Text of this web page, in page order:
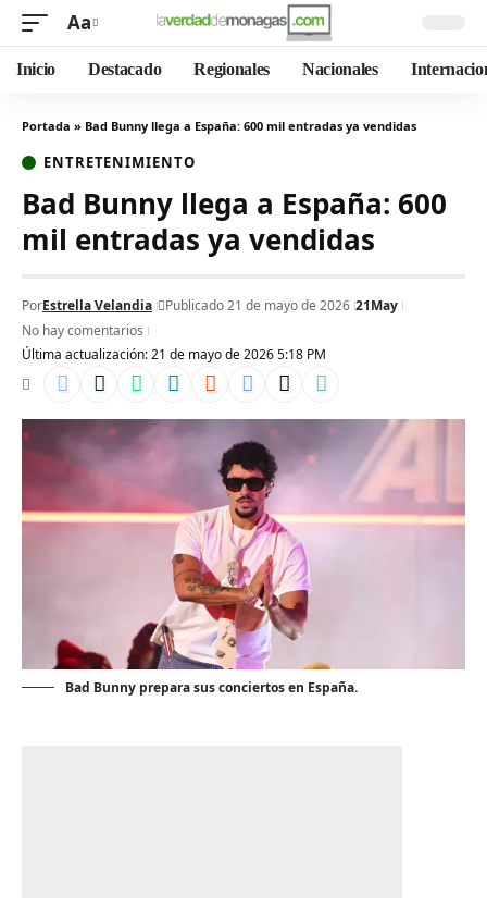
Aa
Inicio Destacado Regionales Nacionales
Portada » Bad Bunny llega a España: 600 mil entradas ya vendidas
ENTRETENIMIENTO
Bad Bunny llega a España: 600
mil entradas ya vendidas
Última actualización: 21 de mayo de 2026 5:18 PM
PorEstrella Velandia Publicado 21 de mayo de 2026 21May
No hay comentarios
Bad Bunny prepara sus conciertos en España.